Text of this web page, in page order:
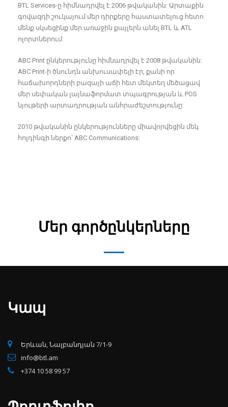
BTL Services-ը հիմնադրվել է 2006 թվականին: Արտաքին
գովազդի շուկայում մեր դիրքերը հաստատելուց հետո
մենք սկսեցինք մեր առաջին քայլերն անել BTL և ATL
ոլորտներում:
ABC Print ընկերությունը հիմնադրվել է 2008 թվականին:
ABC Print-ի ծնունդն անխուսափելի էր, քանի որ
հաճախորդների բազայի աճի հետ մեկտեղ մեծացավ
մեր սեփական լայնաֆորմատ տպագրության և POS
նյութերի արտադրության անհրաժեշտությունը:
2010 թվականին ընկերությունները միավորվեցին մեկ
հոլդինգի ներքո՝ ABC Communications:
Մեր գործընկերները
Կապ
Երևան, Նալբանդյան 7/1-9
info@btl.am
+374 10 58 99 57